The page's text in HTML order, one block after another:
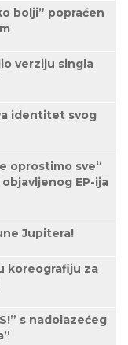
bolji” popraćen
verziju singla
identitet svog
oprostimo sve“
EP-ija
Jupitera!
koreografiju za
s nadolazećeg